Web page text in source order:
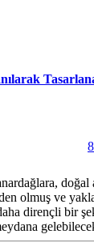
doğal
olmuş ve
dirençli bir